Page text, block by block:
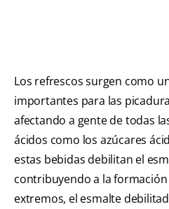
Los refrescos surgen como
importantes para las
afectando a gente de todas
ácidos como los azúcares
estas bebidas debilitan el
contribuyendo a la formación
extremos, el esmalte